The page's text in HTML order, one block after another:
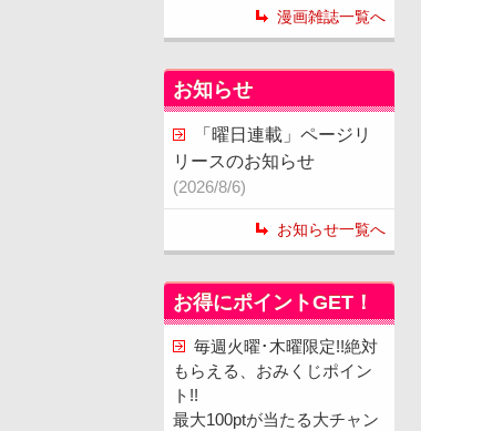
漫画雑誌一覧へ
お知らせ
「曜日連載」ページリ
リースのお知らせ
(2026/8/6)
お知らせ一覧へ
お得にポイントGET！
毎週火曜･木曜限定!!絶対
もらえる、おみくじポイン
ト!!
最大100ptが当たる大チャン